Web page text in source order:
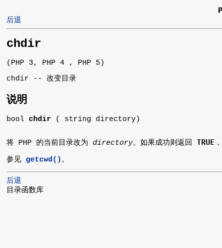
后退
chdir
(PHP 3, PHP 4 , PHP 5)
chdir -- 改变目录
说明
bool chdir ( string directory)
将 PHP 的当前目录改为 directory。如果成功则返回 TRUE
参见 getcwd()。
后退
目录函数库